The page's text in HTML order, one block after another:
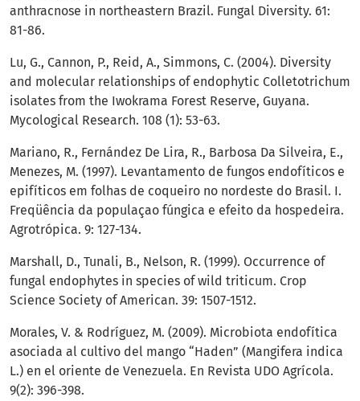
anthracnose in northeastern Brazil. Fungal Diversity. 61:
81-86.
Lu, G., Cannon, P., Reid, A., Simmons, C. (2004). Diversity
and molecular relationships of endophytic Colletotrichum
isolates from the Iwokrama Forest Reserve, Guyana.
Mycological Research. 108 (1): 53-63.
Mariano, R., Fernández De Lira, R., Barbosa Da Silveira, E.,
Menezes, M. (1997). Levantamento de fungos endofíticos e
epifíticos em folhas de coqueiro no nordeste do Brasil. I.
Freqüência da populaçao fúngica e efeito da hospedeira.
Agrotrópica. 9: 127-134.
Marshall, D., Tunali, B., Nelson, R. (1999). Occurrence of
fungal endophytes in species of wild triticum. Crop
Science Society of American. 39: 1507-1512.
Morales, V. & Rodríguez, M. (2009). Microbiota endofítica
asociada al cultivo del mango “Haden” (Mangifera indica
L.) en el oriente de Venezuela. En Revista UDO Agrícola.
9(2): 396-398.